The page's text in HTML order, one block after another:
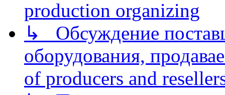
production organizing
↳ Обсуждение
оборудования,
of producers and